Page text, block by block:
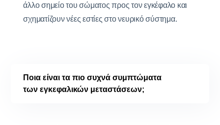
άλλο σημείο του σώματος προς τον εγκέφαλο και
σχηματίζουν νέες εστίες στο νευρικό σύστημα.
Ποια είναι τα πιο συχνά συμπτώματα
των εγκεφαλικών μεταστάσεων;